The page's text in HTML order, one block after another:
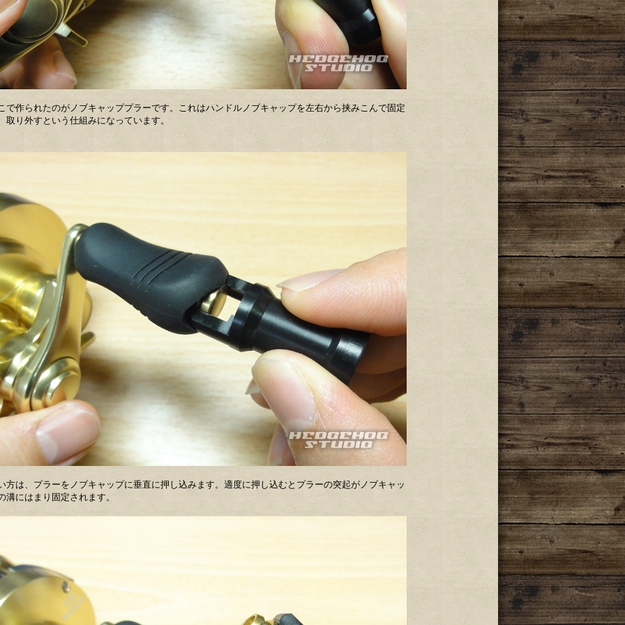
で作られたのがノブキャッププラーです。これはハンドルノブキャップを左右から挟みこんで固定
取り外すという仕組みになっています。
方は、プラーをノブキャップに垂直に押し込みます。適度に押し込むとプラーの突起がノブキャッ
溝にはまり固定されます。